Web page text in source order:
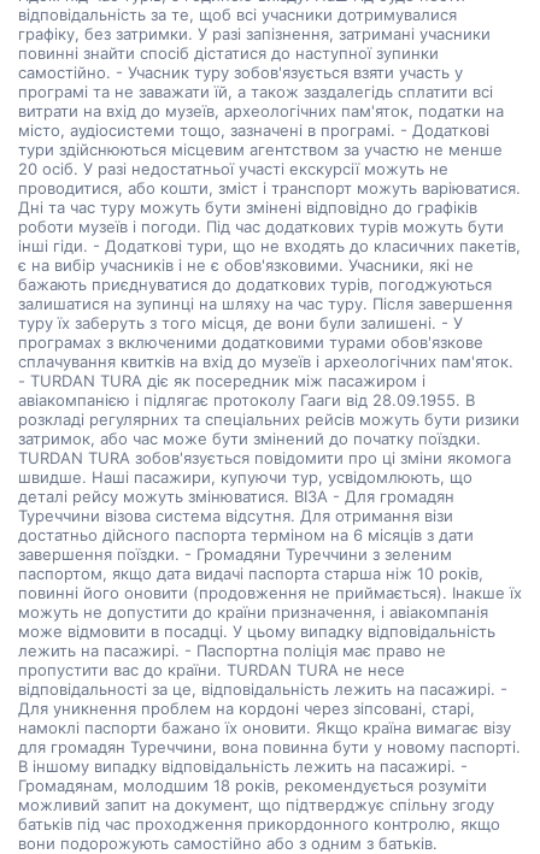
відповідальність за те, щоб всі учасники дотримувалися
графіку, без затримки. У разі запізнення, затримані учасники
повинні знайти спосіб дістатися до наступної зупинки
самостійно. - Учасник туру зобов'язується взяти участь у
програмі та не заважати їй, а також заздалегідь сплатити всі
витрати на вхід до музеїв, археологічних пам'яток, податки на
місто, аудіосистеми тощо, зазначені в програмі. - Додаткові
тури здійснюються місцевим агентством за участю не менше
20 осіб. У разі недостатньої участі екскурсії можуть не
проводитися, або кошти, зміст і транспорт можуть варіюватися.
Дні та час туру можуть бути змінені відповідно до графіків
роботи музеїв і погоди. Під час додаткових турів можуть бути
інші гіди. - Додаткові тури, що не входять до класичних пакетів,
є на вибір учасників і не є обов'язковими. Учасники, які не
бажають приєднуватися до додаткових турів, погоджуються
залишатися на зупинці на шляху на час туру. Після завершення
туру їх заберуть з того місця, де вони були залишені. - У
програмах з включеними додатковими турами обов'язкове
сплачування квитків на вхід до музеїв і археологічних пам'яток.
- TURDAN TURA діє як посередник між пасажиром і
авіакомпанією і підлягає протоколу Гааги від 28.09.1955. В
розкладі регулярних та спеціальних рейсів можуть бути ризики
затримок, або час може бути змінений до початку поїздки.
TURDAN TURA зобов'язується повідомити про ці зміни якомога
швидше. Наші пасажири, купуючи тур, усвідомлюють, що
деталі рейсу можуть змінюватися. ВІЗА - Для громадян
Туреччини візова система відсутня. Для отримання візи
достатньо дійсного паспорта терміном на 6 місяців з дати
завершення поїздки. - Громадяни Туреччини з зеленим
паспортом, якщо дата видачі паспорта старша ніж 10 років,
повинні його оновити (продовження не приймається). Інакше їх
можуть не допустити до країни призначення, і авіакомпанія
може відмовити в посадці. У цьому випадку відповідальність
лежить на пасажирі. - Паспортна поліція має право не
пропустити вас до країни. TURDAN TURA не несе
відповідальності за це, відповідальність лежить на пасажирі. -
Для уникнення проблем на кордоні через зіпсовані, старі,
намоклі паспорти бажано їх оновити. Якщо країна вимагає візу
для громадян Туреччини, вона повинна бути у новому паспорті.
В іншому випадку відповідальність лежить на пасажирі. -
Громадянам, молодшим 18 років, рекомендується розуміти
можливий запит на документ, що підтверджує спільну згоду
батьків під час проходження прикордонного контролю, якщо
вони подорожують самостійно або з одним з батьків.